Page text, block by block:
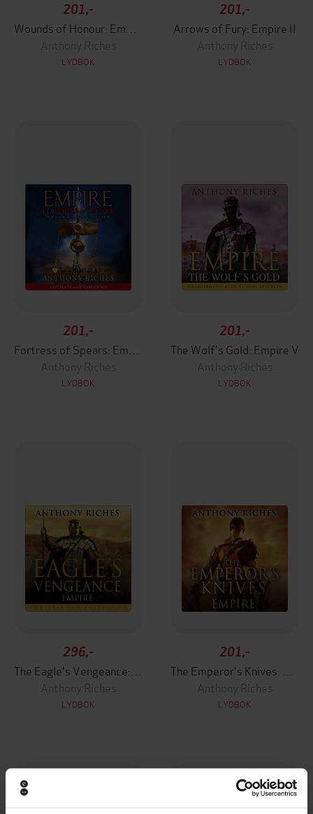
201,-
Anthony Riches
LYDBOK
201,-
Arrows of Fury: Empire II
Anthony Riches
LYDBOK
201,-
Anthony Riches
LYDBOK
201,-
The Wolf's Gold: Empire V
Anthony Riches
LYDBOK
296,-
Anthony Riches
LYDBOK
201,-
Anthony Riches
LYDBOK